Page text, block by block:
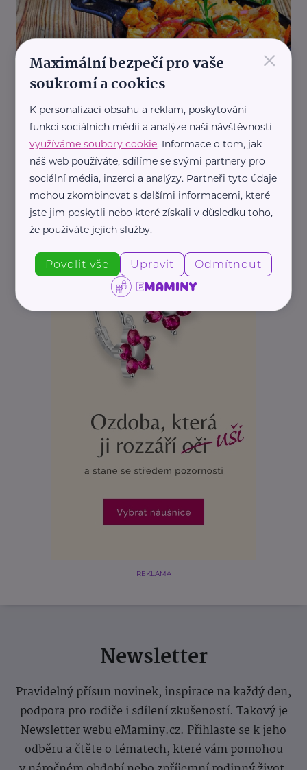
Pepa Nemrava
REKLAMA
Newsletter
Pravidelný přísun novinek, inspirace na každý den,
podpora pro rodiče i sdílení zkušeností. Takový je
Newsletter webu eMaminy.cz. Přihlaste se k jeho
odběru a čtěte o tématech, které vám pomohou
×
Maximální bezpečí pro vaše
soukromí a cookies
K personalizaci obsahu a reklam, poskytování
funkcí sociálních médií a analýze naší návštěvnosti
využíváme soubory cookie. Informace o tom, jak
náš web používáte, sdílíme se svými partnery pro
sociální média, inzerci a analýzy. Partneři tyto údaje
mohou zkombinovat s dalšími informacemi, které
jste jim poskytli nebo které získali v důsledku toho,
že používáte jejich služby.
Povolit vše Upravit Odmítnout